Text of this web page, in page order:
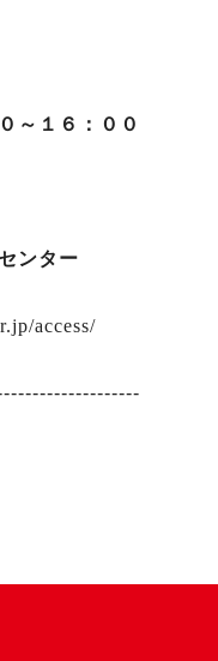
～１６：００
センター
access/